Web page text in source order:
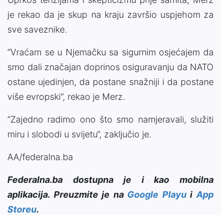
je rekao da je skup na kraju završio uspjehom za
sve saveznike.
“Vraćam se u Njemačku sa sigurnim osjećajem da
smo dali značajan doprinos osiguravanju da NATO
ostane ujedinjen, da postane snažniji i da postane
više evropski“, rekao je Merz.
“Zajedno radimo ono što smo namjeravali, služiti
miru i slobodi u svijetu“, zaključio je.
AA/federalna.ba
Federalna.ba dostupna je i kao mobilna
aplikacija. Preuzmite je na Google PlayuiApp
Storeu.